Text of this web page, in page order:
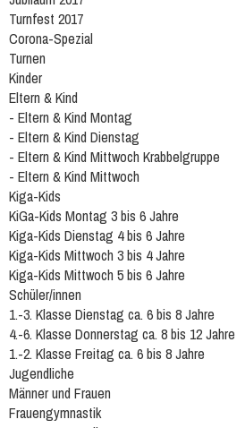
Turnfest 2017
Corona-Spezial
Turnen
Kinder
Eltern & Kind
- Eltern & Kind Montag
- Eltern & Kind Dienstag
- Eltern & Kind Mittwoch Krabbelgruppe
- Eltern & Kind Mittwoch
Kiga-Kids
KiGa-Kids Montag 3 bis 6 Jahre
Kiga-Kids Dienstag 4 bis 6 Jahre
Kiga-Kids Mittwoch 3 bis 4 Jahre
Kiga-Kids Mittwoch 5 bis 6 Jahre
Schüler/innen
1.-3. Klasse Dienstag ca. 6 bis 8 Jahre
4.-6. Klasse Donnerstag ca. 8 bis 12 Jahre
1.-2. Klasse Freitag ca. 6 bis 8 Jahre
Jugendliche
Männer und Frauen
Frauengymnastik